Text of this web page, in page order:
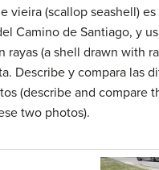
vieira (scallop seashell)
Camino de Santiago, y
rayas (a shell drawn with
Describe y compara las
(describe and compare
two photos).